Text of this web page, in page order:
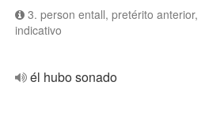
3. person entall, pretérito anterior,
indicativo
él hubo sonado